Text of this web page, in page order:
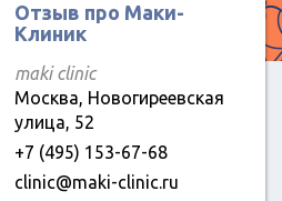
Отзыв про Маки-
Клиник
maki clinic
Москва, Новогиреевская
улица, 52
+7 (495) 153-67-68
clinic@maki-clinic.ru